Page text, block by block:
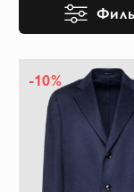
-10%